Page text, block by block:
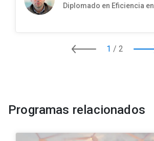
Diplomado en Eficiencia
1 / 2
Programas relacionados